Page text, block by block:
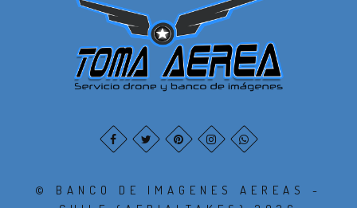
© BANCO DE IMAGENES AEREAS -